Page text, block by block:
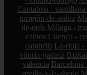
Cantabria -
torrejón-de-ardoz
de-onís Málaga -
cantos Cuenca -
cambrils La-rioja -
vitoria-gasteiz
valencia Barcelona